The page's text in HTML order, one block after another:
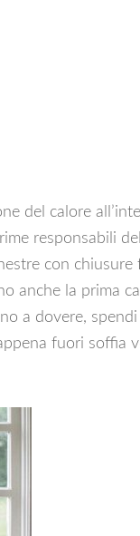
del calore
responsabili
con chiusure
anche la prima
a dovere,
fuori soffia